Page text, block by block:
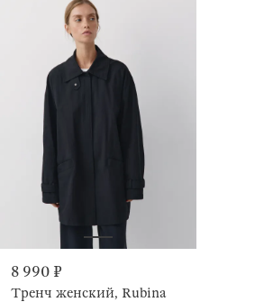
8 990 ₽
Тренч женский, Rubina